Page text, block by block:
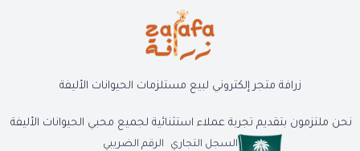
زرافة متجر إلكتروني لبيع مستلزمات الحيوانات الأليفة
نحن ملتزمون بتقديم تجربة عملاء استثنائية لجميع محبي الحيوانات الأليفة
السجل التجاري
الرقم الضريبي